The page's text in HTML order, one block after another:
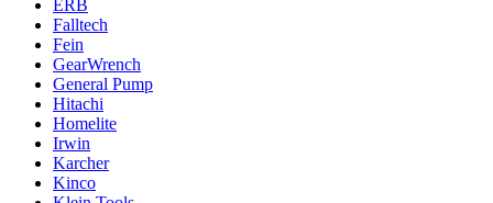
ERB
Falltech
Fein
GearWrench
General Pump
Hitachi
Homelite
Irwin
Karcher
Kinco